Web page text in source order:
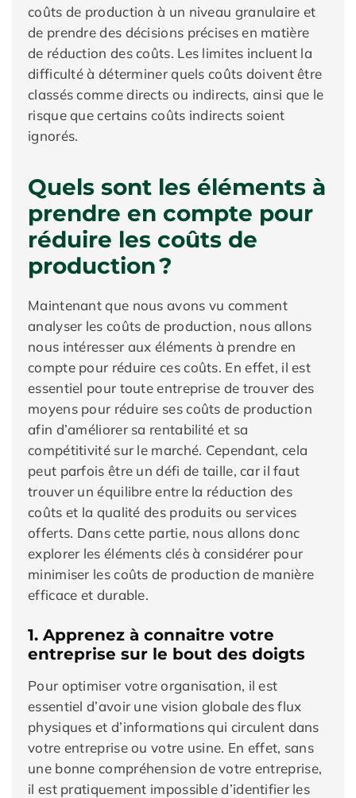
coûts de production à un niveau granulaire et
de prendre des décisions précises en matière
de réduction des coûts. Les limites incluent la
difficulté à déterminer quels coûts doivent être
classés comme directs ou indirects, ainsi que le
risque que certains coûts indirects soient
ignorés.
Quels sont les éléments à
prendre en compte pour
réduire les coûts de
production ?
Maintenant que nous avons vu comment
analyser les coûts de production, nous allons
nous intéresser aux éléments à prendre en
compte pour réduire ces coûts. En effet, il est
essentiel pour toute entreprise de trouver des
moyens pour réduire ses coûts de production
afin d’améliorer sa rentabilité et sa
compétitivité sur le marché. Cependant, cela
peut parfois être un défi de taille, car il faut
trouver un équilibre entre la réduction des
coûts et la qualité des produits ou services
offerts. Dans cette partie, nous allons donc
explorer les éléments clés à considérer pour
minimiser les coûts de production de manière
efficace et durable.
1. Apprenez à connaitre votre
entreprise sur le bout des doigts
Pour optimiser votre organisation, il est
essentiel d’avoir une vision globale des flux
physiques et d’informations qui circulent dans
votre entreprise ou votre usine. En effet, sans
une bonne compréhension de votre entreprise,
il est pratiquement impossible d’identifier les